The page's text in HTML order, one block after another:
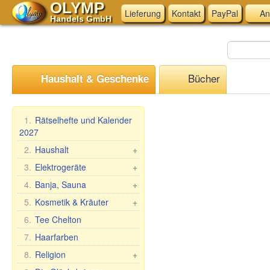
OLYMP
Handels GmbH Lieferung Kontakt PayPal
Haushalt & Geschenke Bücher
1. Rätselhefte und Kalender
2027
+
2. Haushalt
Mangal, Grills
Spieße
Dampfkocher
Haushaltswaren
Waschen und Reinigen
Teig- &
Maultaschenformen &
+
3. Elektrogeräte
Küchen-Elektrogeräte
Andere Elektrogeräte
+
4. Banja, Sauna
Saunareisig
Saunabekleidung
Saunazubehör
Kosmetik
Sauna/Badewanne
+
5. Kosmetik & Kräuter
Geschenk-Sets
Babuschka Agafia
Repejnik (Klette)
Pferdelinie
6. Tee Chelton
7. Haarfarben
+
8. Religion